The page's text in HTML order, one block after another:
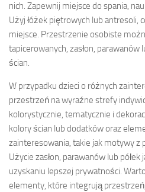
nich. Zapewnij miejsce do spania,
Użyj łóżek piętrowych lub antresoli,
miejsce. Przestrzenie osobiste
tapicerowanych, zasłon, parawanów
ścian.
W przypadku dzieci o różnych
przestrzeń na wyraźne strefy
kolorystycznie, tematycznie i
kolory ścian lub dodatków oraz
zainteresowania, takie jak motywy z
Użycie zasłon, parawanów lub
uzyskaniu lepszej prywatności.
elementy, które integrują